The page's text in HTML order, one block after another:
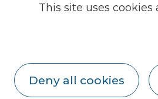
This site uses
Deny all cookies
Office de tourisme
du Pays du roi